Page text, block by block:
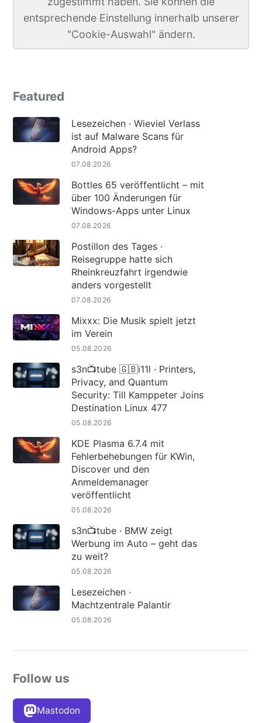
entsprechende Einstellung innerhalb unserer
"Cookie-Auswahl" ändern.
Featured
Lesezeichen · Wieviel Verlass
ist auf Malware Scans für
Android Apps?
07.08.2026
Bottles 65 veröffentlicht – mit
über 100 Änderungen für
Windows-Apps unter Linux
07.08.2026
Postillon des Tages ·
Reisegruppe hatte sich
Rheinkreuzfahrt irgendwie
anders vorgestellt
07.08.2026
Mixxx: Die Musik spielt jetzt
im Verein
05.08.2026
s3n📺tube 🇬🇧i11l · Printers,
Privacy, and Quantum
Security: Till Kamppeter Joins
Destination Linux 477
05.08.2026
KDE Plasma 6.7.4 mit
Fehlerbehebungen für KWin,
Discover und den
Anmeldemanager
veröffentlicht
05.08.2026
s3n📺tube · BMW zeigt
Werbung im Auto – geht das
zu weit?
05.08.2026
Lesezeichen ·
Machtzentrale Palantir
05.08.2026
Follow us
Mastodon